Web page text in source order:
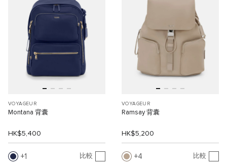
VOYAGEUR
Montana 背囊
HK$5,400
1 比較
VOYAGEUR
Ramsay 背囊
HK$5,200
4 比較